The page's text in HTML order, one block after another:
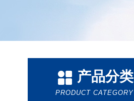
产品分类
PRODUCT CATEGORY